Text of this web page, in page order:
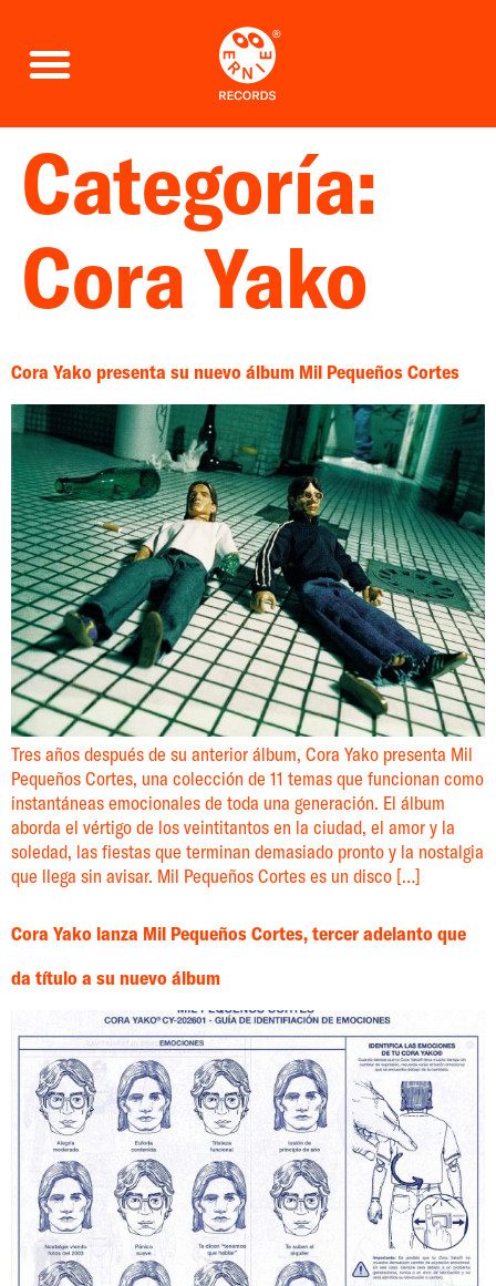
Categoría:
Cora Yako
Cora Yako presenta su nuevo álbum Mil Pequeños Cortes
Tres años después de su anterior álbum, Cora Yako presenta Mil
Pequeños Cortes, una colección de 11 temas que funcionan como
instantáneas emocionales de toda una generación. El álbum
aborda el vértigo de los veintitantos en la ciudad, el amor y la
soledad, las fiestas que terminan demasiado pronto y la nostalgia
que llega sin avisar. Mil Pequeños Cortes es un disco […]
Cora Yako lanza Mil Pequeños Cortes, tercer adelanto que
da título a su nuevo álbum